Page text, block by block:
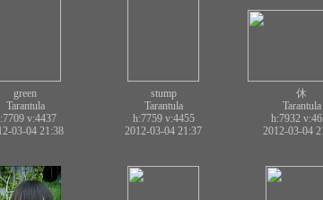
green
Tarantula
v:4437
03-04 21:38
stump
Tarantula
h:7759 v:4455
2012-03-04 21:37
休
Tarantula
h:7932
2012-03-04